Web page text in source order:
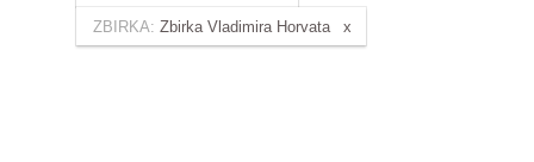
ZBIRKA: Zbirka Vladimira Horvata